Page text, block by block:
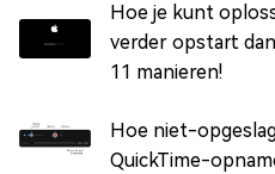
Hoe je kunt
verder opstart
11 manieren!
Hoe niet-
QuickTime-